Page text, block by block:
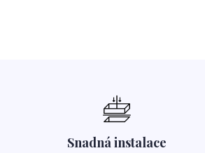
Snadná instalace